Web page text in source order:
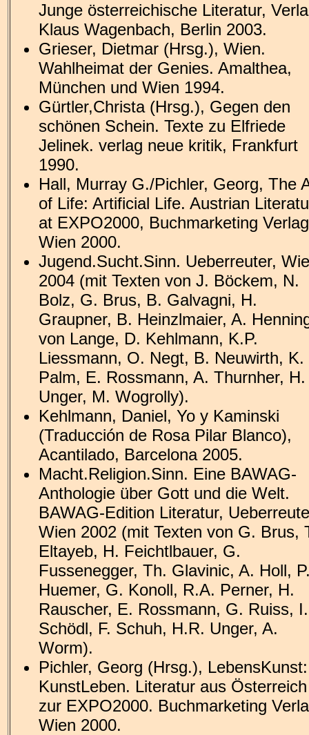
Junge österreichische Literatur,
Klaus Wagenbach, Berlin 2003.
Grieser, Dietmar (Hrsg.), Wien.
Wahlheimat der Genies. Amalthea,
München und Wien 1994.
Gürtler,Christa (Hrsg.), Gegen den
schönen Schein. Texte zu Elfriede
Jelinek. verlag neue kritik, Frankfurt
1990.
Hall, Murray G./Pichler, Georg, The
of Life: Artificial Life. Austrian
at EXPO2000, Buchmarketing
Wien 2000.
Jugend.Sucht.Sinn. Ueberreuter,
2004 (mit Texten von J. Böckem, N.
Bolz, G. Brus, B. Galvagni, H.
Graupner, B. Heinzlmaier, A.
von Lange, D. Kehlmann, K.P.
Liessmann, O. Negt, B. Neuwirth, K.
Palm, E. Rossmann, A. Thurnher,
Unger, M. Wogrolly).
Kehlmann, Daniel, Yo y Kaminski
(Traducción de Rosa Pilar Blanco),
Acantilado, Barcelona 2005.
Macht.Religion.Sinn. Eine BAWAG-
Anthologie über Gott und die Welt.
BAWAG-Edition Literatur,
Wien 2002 (mit Texten von G. Brus,
Eltayeb, H. Feichtlbauer, G.
Fussenegger, Th. Glavinic, A. Holl,
Huemer, G. Konoll, R.A. Perner, H.
Rauscher, E. Rossmann, G. Ruiss, I.
Schödl, F. Schuh, H.R. Unger, A.
Worm).
Pichler, Georg (Hrsg.), LebensKunst:
KunstLeben. Literatur aus Österreich
zur EXPO2000. Buchmarketing
Wien 2000.